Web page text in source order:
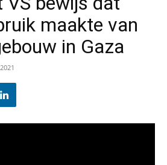
maakte van
in Gaza